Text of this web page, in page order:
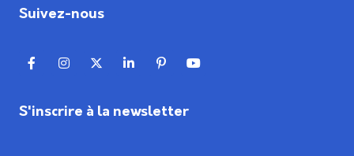
Suivez-nous
S'inscrire à la newsletter